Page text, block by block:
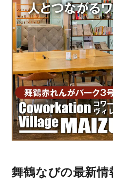
舞鶴なびの最新情